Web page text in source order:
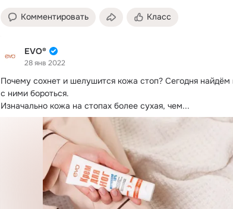
Комментировать Класс
EVO®
28 янв 2022
Почему сохнет и шелушится кожа стоп? Сегодня
с ними бороться.
Изначально кожа на стопах более сухая, чем...